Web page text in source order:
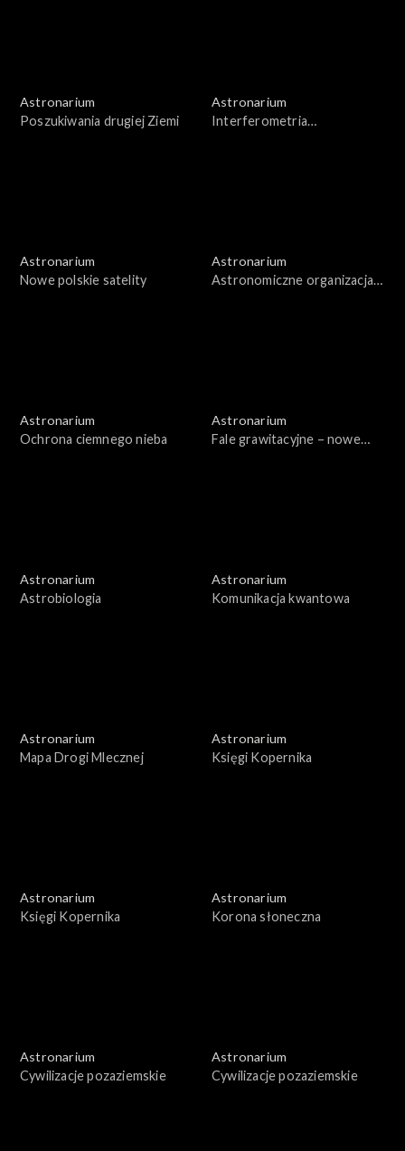
Astronarium
Poszukiwania drugiej Ziemi
Astronarium
Interferometria
Astronarium
Nowe polskie satelity
Astronarium
Astronomiczne organizacja
Astronarium
Ochrona ciemnego nieba
Astronarium
Fale grawitacyjne – nowe
Astronarium
Astrobiologia
Astronarium
Komunikacja kwantowa
Astronarium
Mapa Drogi Mlecznej
Astronarium
Księgi Kopernika
Astronarium
Księgi Kopernika
Astronarium
Korona słoneczna
Astronarium
Cywilizacje pozaziemskie
Astronarium
Cywilizacje pozaziemskie